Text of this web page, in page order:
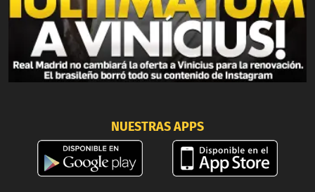
NUESTRAS APPS